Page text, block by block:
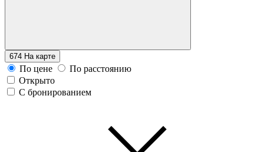
674 На карте
По цене
По расстоянию
Открыто
С бронированием